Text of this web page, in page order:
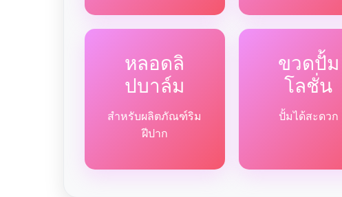
หลอดลิ
ปบาล์ม
สำหรับผลิตภัณฑ์ริม
ฝีปาก
ขวดปั้ม
โลชั่น
ปั้มได้สะดวก